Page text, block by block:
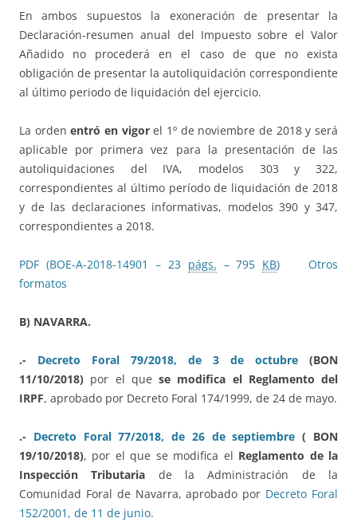
En ambos supuestos la exoneración de presentar la
Declaración-resumen anual del Impuesto sobre el Valor
Añadido no procederá en el caso de que no exista
obligación de presentar la autoliquidación correspondiente
al último periodo de liquidación del ejercicio.
La ordenentró en vigorel 1º de noviembre de 2018 y será
aplicable por primera vez para la presentación de las
autoliquidaciones del IVA, modelos 303 y 322,
correspondientes al último período de liquidación de 2018
y de las declaraciones informativas, modelos 390 y 347,
correspondientes a 2018.
PDF (BOE-A-2018-14901 – 23 págs. – 795 KB)
Otros
formatos
B) NAVARRA.
.- Decreto Foral 79/2018, de 3 de octubre (BON
11/10/2018) por el que se modifica el Reglamento del
IRPF, aprobado por Decreto Foral 174/1999, de 24 de mayo.
.- Decreto Foral 77/2018, de 26 de septiembre ( BON
19/10/2018), por el que se modifica el Reglamento de la
Inspección Tributaria de la Administración de la
Comunidad Foral de Navarra, aprobado por Decreto Foral
152/2001, de 11 de junio.